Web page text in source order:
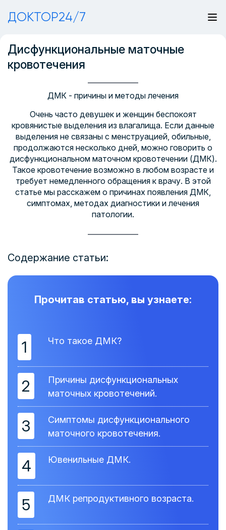
ДОКТОР24/7
Дисфункциональные маточные
кровотечения
ДМК - причины и методы лечения
Очень часто девушек и женщин беспокоят
кровянистые выделения из влагалища. Если данные
выделения не связаны с менструацией, обильные,
продолжаются несколько дней, можно говорить о
дисфункциональном маточном кровотечении (ДМК).
Такое кровотечение возможно в любом возрасте и
требует немедленного обращения к врачу. В этой
статье мы расскажем о причинах появления ДМК,
симптомах, методах диагностики и лечения
патологии.
Содержание статьи:
Прочитав статью, вы узнаете:
1 Что такое ДМК?
2
Причины дисфункциональных
маточных кровотечений.
3
Симптомы дисфункционального
маточного кровотечения.
4 Ювенильные ДМК.
5 ДМК репродуктивного возраста.